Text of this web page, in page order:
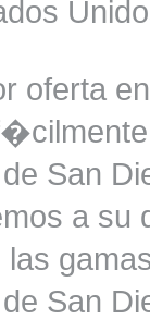
oferta
San
a
San